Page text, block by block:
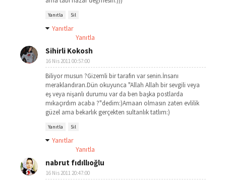
Yanıtla Sil
Yanıtlar
Yanıtla
Sihirli Kokosh
16 Nis 2011 00:57:00
Biliyor musun ?Gizemli bir tarafın var senin.İnsanı
meraklandıran.Dün okuyunca "Allah Allah bir sevgili veya
eş veya nişanlı durumu var da ben başka postlarda
mıkaçırdım acaba ?"dedim:)Amaan olmasın zaten evlilik
güzel ama bekarlık gerçekten sultanlık tatlım:)
Yanıtla Sil
Yanıtlar
Yanıtla
nabrut fıdıllıoğlu
16 Nis 2011 20:47:00